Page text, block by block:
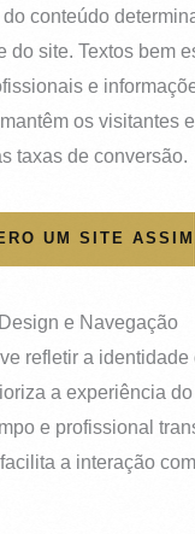
conteúdo
do site. Textos bem
e
os visitantes
taxas de conversão.
UM SITE ASSIM
e Navegação
refletir a identidade
a experiência
e profissional
a interação